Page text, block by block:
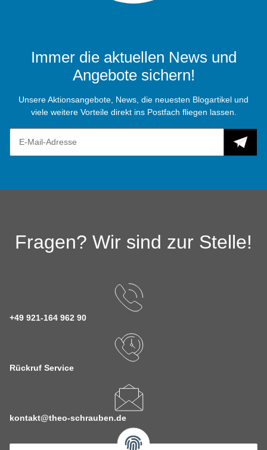
Immer die aktuellen News und
Angebote sichern!
Unsere Aktionsangebote, News, die neuesten Blogartikel und
viele weitere Vorteile direkt ins Postfach fliegen lassen.
Fragen? Wir sind zur Stelle!
+49 921-164 962 90
Rückruf Service
kontakt@theo-schrauben.de